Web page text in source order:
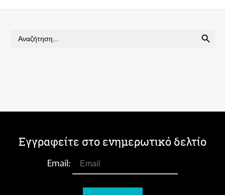
Search
for:
Εγγραφείτε στο ενημερωτικό δελτίο
Email: